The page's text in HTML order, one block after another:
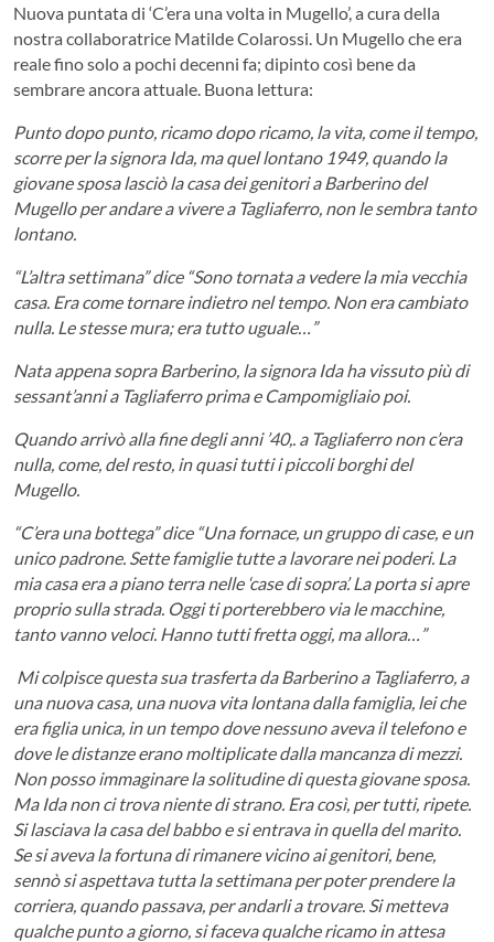
Nuova puntata di ‘C’era una volta in Mugello’, a cura della
nostra collaboratrice Matilde Colarossi. Un Mugello che era
reale fino solo a pochi decenni fa; dipinto così bene da
sembrare ancora attuale. Buona lettura:
Punto dopo punto, ricamo dopo ricamo, la vita, come il tempo,
scorre per la signora Ida, ma quel lontano 1949, quando la
giovane sposa lasciò la casa dei genitori a Barberino del
Mugello per andare a vivere a Tagliaferro, non le sembra tanto
lontano.
“L’altra settimana” dice “Sono tornata a vedere la mia vecchia
casa. Era come tornare indietro nel tempo. Non era cambiato
nulla. Le stesse mura; era tutto uguale…”
Nata appena sopra Barberino, la signora Ida ha vissuto più di
sessant’anni a Tagliaferro prima e Campomigliaio poi.
Quando arrivò alla fine degli anni ’40,. a Tagliaferro non c’era
nulla, come, del resto, in quasi tutti i piccoli borghi del
Mugello.
“C’era una bottega” dice “Una fornace, un gruppo di case, e un
unico padrone. Sette famiglie tutte a lavorare nei poderi. La
mia casa era a piano terra nelle ‘case di sopra’. La porta si apre
proprio sulla strada. Oggi ti porterebbero via le macchine,
tanto vanno veloci. Hanno tutti fretta oggi, ma allora…”
Mi colpisce questa sua trasferta da Barberino a Tagliaferro, a
una nuova casa, una nuova vita lontana dalla famiglia, lei che
era figlia unica, in un tempo dove nessuno aveva il telefono e
dove le distanze erano moltiplicate dalla mancanza di mezzi.
Non posso immaginare la solitudine di questa giovane sposa.
Ma Ida non ci trova niente di strano. Era così, per tutti, ripete.
Si lasciava la casa del babbo e si entrava in quella del marito.
Se si aveva la fortuna di rimanere vicino ai genitori, bene,
sennò si aspettava tutta la settimana per poter prendere la
corriera, quando passava, per andarli a trovare. Si metteva
qualche punto a giorno, si faceva qualche ricamo in attesa